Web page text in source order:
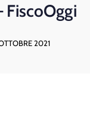
FiscoOggi
2021